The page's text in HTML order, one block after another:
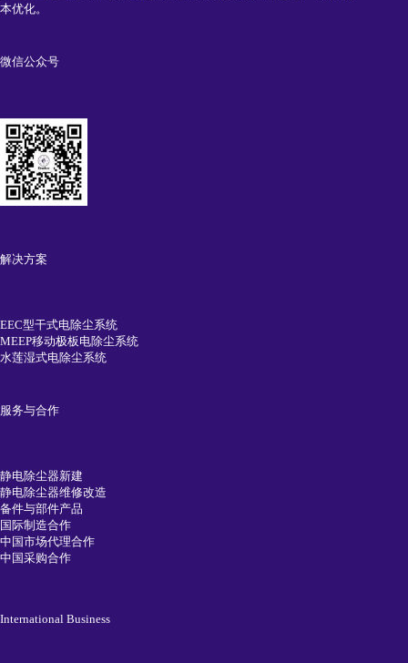
本优化。
微信公众号
解决方案
EEC型干式电除尘系统
MEEP移动极板电除尘系统
水莲湿式电除尘系统
服务与合作
静电除尘器新建
静电除尘器维修改造
备件与部件产品
国际制造合作
中国市场代理合作
中国采购合作
International Business